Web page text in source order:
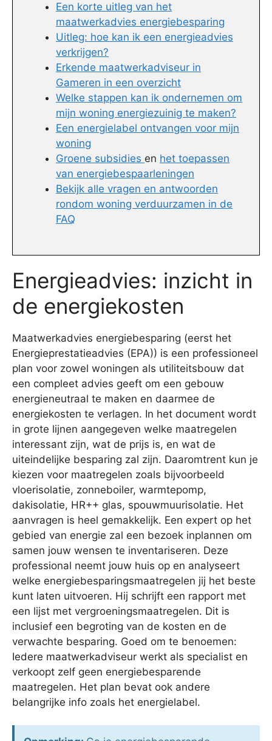
Een korte uitleg van het
maatwerkadvies energiebesparing
Uitleg: hoe kan ik een energieadvies
verkrijgen?
Erkende maatwerkadviseur in
Gameren in een overzicht
Welke stappen kan ik ondernemen om
mijn woning energiezuinig te maken?
Een energielabel ontvangen voor mijn
woning
Groene subsidies en het toepassen
van energiebespaarleningen
Bekijk alle vragen en antwoorden
rondom woning verduurzamen in de
FAQ
Energieadvies: inzicht in
de energiekosten
Maatwerkadvies energiebesparing (eerst het
Energieprestatieadvies (EPA)) is een professioneel
plan voor zowel woningen als utiliteitsbouw dat
een compleet advies geeft om een gebouw
energieneutraal te maken en daarmee de
energiekosten te verlagen. In het document wordt
in grote lijnen aangegeven welke maatregelen
interessant zijn, wat de prijs is, en wat de
uiteindelijke besparing zal zijn. Daaromtrent kun je
kiezen voor maatregelen zoals bijvoorbeeld
vloerisolatie, zonneboiler, warmtepomp,
dakisolatie, HR++ glas, spouwmuurisolatie. Het
aanvragen is heel gemakkelijk. Een expert op het
gebied van energie zal een bezoek inplannen om
samen jouw wensen te inventariseren. Deze
professional neemt jouw huis op en analyseert
welke energiebesparingsmaatregelen jij het beste
kunt laten uitvoeren. Hij schrijft een rapport met
een lijst met vergroeningsmaatregelen. Dit is
inclusief een begroting van de kosten en de
verwachte besparing. Goed om te benoemen:
Iedere maatwerkadviseur werkt als specialist en
verkoopt zelf geen energiebesparende
maatregelen. Het plan bevat ook andere
belangrijke info zoals het energielabel.